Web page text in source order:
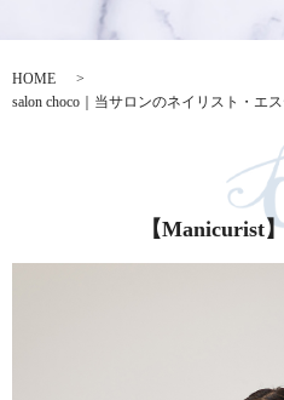
HOME
salon choco｜当サロンのネイリスト・エ
【Manicurist